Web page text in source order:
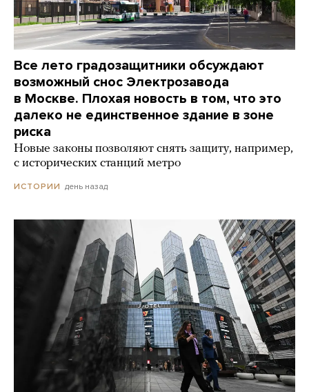
Все лето градозащитники обсуждают
возможный снос Электрозавода
в Москве. Плохая новость в том, что это
далеко не единственное здание в зоне
риска
Новые законы позволяют снять защиту, например,
с исторических станций метро
ИСТОРИИ день назад